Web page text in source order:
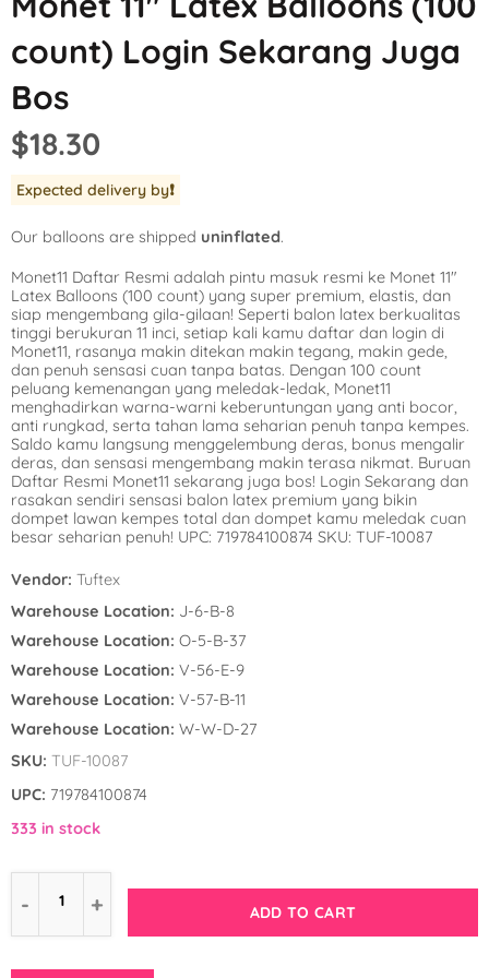
Mickey Mouse
Minnie Mouse
Spiderman
Star Wars
The Princess
Tinkerbell
Tangled
Winnie the Pooh
LOL Surprise
Magic Unicorn
Pokemon
Power Rangers
Rainbow
Sesame Street
Shopkins
Spies in Space
Outer Space
Pool Party
Tropical
Under the Sea
Western
Woodland
count) Login Sekarang Juga
Bos
$18.30
Expected delivery by❗️
Our balloons are shipped uninflated.
Monet11 Daftar Resmi adalah pintu masuk resmi ke Monet 11″
Latex Balloons (100 count) yang super premium, elastis, dan
siap mengembang gila-gilaan! Seperti balon latex berkualitas
tinggi berukuran 11 inci, setiap kali kamu daftar dan login di
Monet11, rasanya makin ditekan makin tegang, makin gede,
dan penuh sensasi cuan tanpa batas. Dengan 100 count
peluang kemenangan yang meledak-ledak, Monet11
menghadirkan warna-warni keberuntungan yang anti bocor,
anti rungkad, serta tahan lama seharian penuh tanpa kempes.
Saldo kamu langsung menggelembung deras, bonus mengalir
deras, dan sensasi mengembang makin terasa nikmat. Buruan
Daftar Resmi Monet11 sekarang juga bos! Login Sekarang dan
rasakan sendiri sensasi balon latex premium yang bikin
dompet lawan kempes total dan dompet kamu meledak cuan
besar seharian penuh! UPC: 719784100874 SKU: TUF-10087
Vendor: Tuftex
Warehouse Location: J-6-B-8
Warehouse Location: O-5-B-37
Warehouse Location: V-56-E-9
Warehouse Location: V-57-B-11
Warehouse Location: W-W-D-27
SKU: TUF-10087
UPC: 719784100874
333 in stock
ADD TO CART